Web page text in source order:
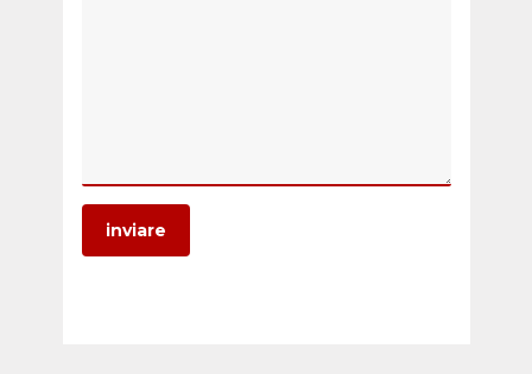
inviare